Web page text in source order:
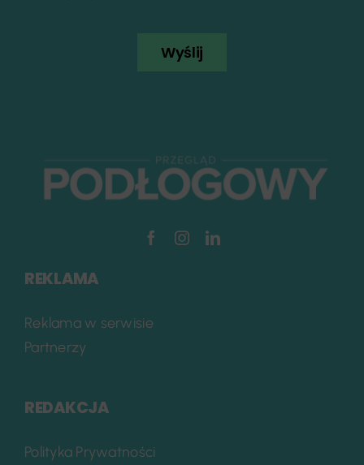
Wyślij
REKLAMA
Reklama w serwisie
Partnerzy
REDAKCJA
Polityka Prywatności